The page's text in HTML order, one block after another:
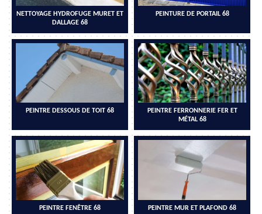
NETTOYAGE HYDROFUGE MURET ET
DALLAGE 68
PEINTURE DE PORTAIL 68
PEINTRE DESSOUS DE TOIT 68
PEINTRE FERRONNERIE FER ET
MÉTAL 68
PEINTRE FENÊTRE 68 PEINTRE MUR ET PLAFOND 68